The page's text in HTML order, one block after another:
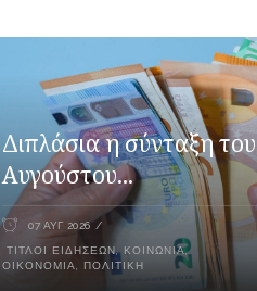
Διπλάσια η σύνταξη του
Αυγούστου...
07 ΑΥΓ 2026
ΤΊΤΛΟΙ ΕΙΔΉΣΕΩΝ, ΚΟΙΝΩΝΊΑ,
ΟΙΚΟΝΟΜΊΑ
ΠΟΛΙΤΙΚΉ